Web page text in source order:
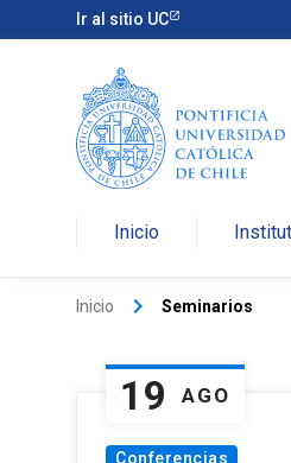
Ir al sitio UC
Inicio
Inicio keyboard_arrow_right Seminarios
19 AGO
Conferencias